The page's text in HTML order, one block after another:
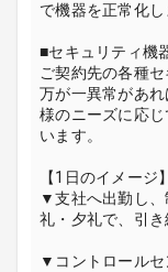
で機器を正常化し
■セキュリティ機
ご契約先の各種
万が一異常があ
様のニーズに応
います。
【1日のイメージ
▼支社へ出勤し、
礼・夕礼で、引き
▼コントロールセ